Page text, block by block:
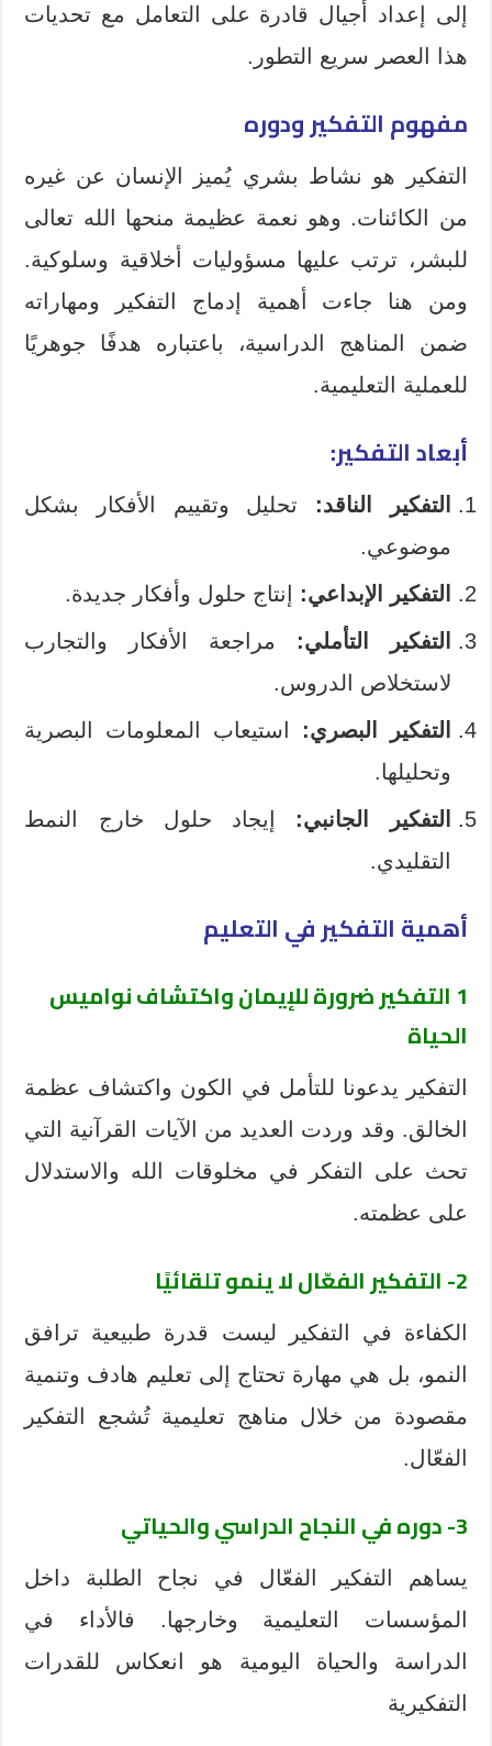
إلى إعداد أجيال قادرة على التعامل مع تحديات
هذا العصر سريع التطور.
مفهوم التفكير ودوره
التفكير هو نشاط بشري يُميز الإنسان عن غيره
من الكائنات. وهو نعمة عظيمة منحها الله تعالى
للبشر، ترتب عليها مسؤوليات أخلاقية وسلوكية.
ومن هنا جاءت أهمية إدماج التفكير ومهاراته
ضمن المناهج الدراسية، باعتباره هدفًا جوهريًا
للعملية التعليمية.
أبعاد التفكير:
التفكير الناقد: تحليل وتقييم الأفكار بشكل
موضوعي.
التفكير الإبداعي:
إنتاج حلول وأفكار جديدة.
التفكير التأملي: مراجعة الأفكار والتجارب
لاستخلاص الدروس.
التفكير البصري: استيعاب المعلومات البصرية
وتحليلها.
التفكير الجانبي: إيجاد حلول خارج النمط
التقليدي.
أهمية التفكير في التعليم
1 التفكير ضرورة للإيمان واكتشاف نواميس
الحياة
التفكير يدعونا للتأمل في الكون واكتشاف عظمة
الخالق. وقد وردت العديد من الآيات القرآنية التي
تحث على التفكر في مخلوقات الله والاستدلال
على عظمته.
2- التفكير الفعّال لا ينمو تلقائيًا
الكفاءة في التفكير ليست قدرة طبيعية ترافق
النمو، بل هي مهارة تحتاج إلى تعليم هادف وتنمية
مقصودة من خلال مناهج تعليمية تُشجع التفكير
الفعّال.
3- دوره في النجاح الدراسي والحياتي
يساهم التفكير الفعّال في نجاح الطلبة داخل
المؤسسات التعليمية وخارجها. فالأداء في
الدراسة والحياة اليومية هو انعكاس للقدرات
التفكيرية